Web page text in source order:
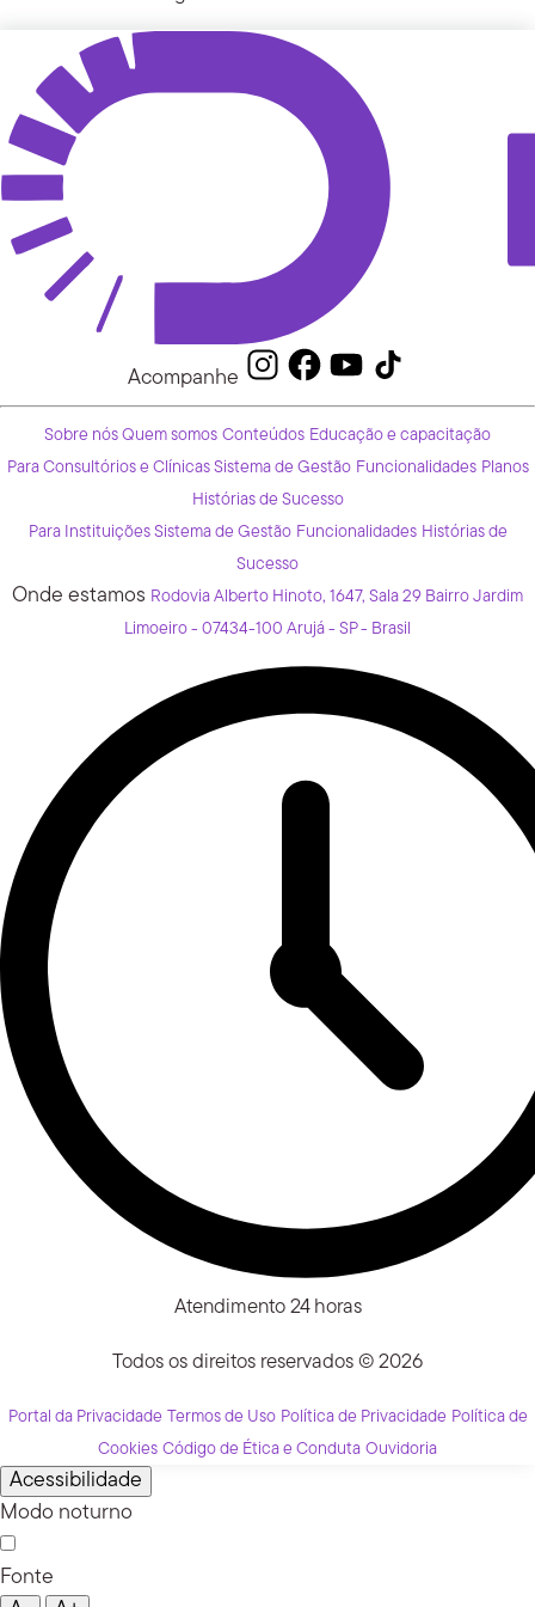
Acompanhe
Sobre nós Quem somos Conteúdos Educação e capacitação
Para Consultórios e Clínicas Sistema de Gestão Funcionalidades Planos
Histórias de Sucesso
Para Instituições Sistema de Gestão Funcionalidades Histórias de
Sucesso
Onde estamos Rodovia Alberto Hinoto, 1647, Sala 29 Bairro Jardim
Limoeiro - 07434-100 Arujá - SP - Brasil
Atendimento 24 horas
Todos os direitos reservados © 2026
Portal da Privacidade Termos de Uso Política de Privacidade Política de
Cookies Código de Ética e Conduta Ouvidoria
Acessibilidade
Modo noturno
Fonte